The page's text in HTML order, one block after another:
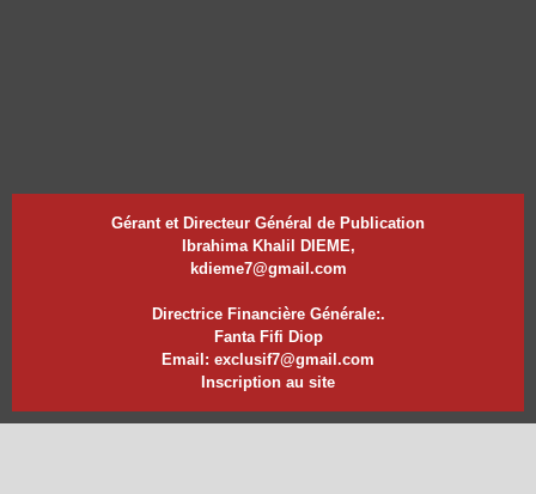
Gérant et Directeur Général de Publication
Ibrahima Khalil DIEME,
kdieme7@gmail.com
Directrice Financière Générale:.
Fanta Fifi Diop
Email: exclusif7@gmail.com
Inscription au site